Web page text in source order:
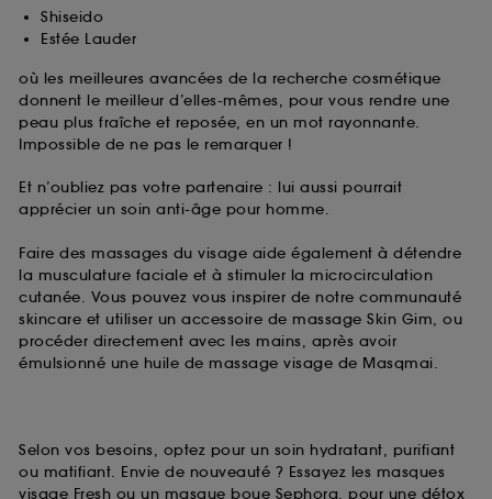
Shiseido
Estée Lauder
où les meilleures avancées de la recherche cosmétique
donnent le meilleur d’elles-mêmes, pour vous rendre une
peau plus fraîche et reposée, en un mot rayonnante.
Impossible de ne pas le remarquer !
Et n’oubliez pas votre partenaire : lui aussi pourrait
apprécier un soin anti-âge pour homme.
Faire des massages du visage aide également à détendre
la musculature faciale et à stimuler la microcirculation
cutanée. Vous pouvez vous inspirer de notre communauté
skincare et utiliser un accessoire de massage Skin Gim, ou
procéder directement avec les mains, après avoir
émulsionné une huile de massage visage de Masqmai.
Selon vos besoins, optez pour un soin hydratant, purifiant
ou matifiant. Envie de nouveauté ? Essayez les masques
visage Fresh ou un masque boue Sephora, pour une détox